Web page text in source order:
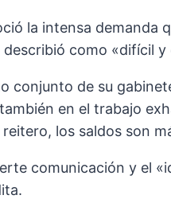
la intensa
como «difícil y
conjunto de su
en el trabajo
los saldos son
comunicación y el